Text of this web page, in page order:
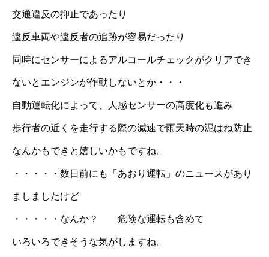
交通違反の抑止であったり
違反車両や違反者の追跡が容易だったり
同時にセンサーによるアルコールチェックがクリアでき
ないとエンジンが作動しないとか・・・
自動運転化によって、人感センサーの高度化も進み
歩行者の近くを走行する際の減速で雨天時の泥はね防止
なんかもできと嬉しいかもですね。
・・・・・数日前にも「あおり運転」のニュースがあり
ましましたけど
・・・・・なんか？ 危険な運転も含めて
いろいろできそうな気がしますね。